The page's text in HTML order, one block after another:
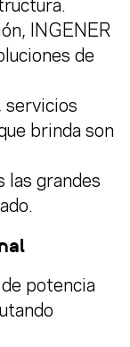
INGENER
de
servicios
brinda son
las grandes
potencia